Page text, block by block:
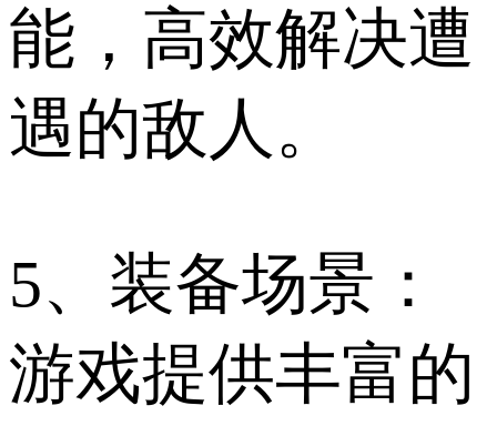
能，高效解决遭
遇的敌人。
5、装备场景：
游戏提供丰富的